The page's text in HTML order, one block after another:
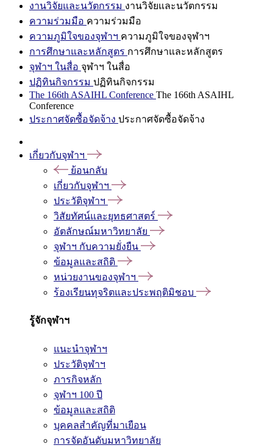
งานวิจัยและนวัตกรรม งานวิจัยและนวัตกรรม
ความร่วมมือ ความร่วมมือ
ความภูมิใจของจุฬาฯ ความภูมิใจของจุฬาฯ
การศึกษาและหลักสูตร การศึกษาและหลักสูตร
จุฬาฯ ในสื่อ จุฬาฯ ในสื่อ
ปฏิทินกิจกรรม ปฏิทินกิจกรรม
The 166th ASAIHL Conference The 166th ASAIHL
Conference
ประกาศจัดซื้อจัดจ้าง ประกาศจัดซื้อจัดจ้าง
เกี่ยวกับจุฬาฯ
ย้อนกลับ
เกี่ยวกับจุฬาฯ
ประวัติจุฬาฯ
วิสัยทัศน์และยุทธศาสตร์
อัตลักษณ์มหาวิทยาลัย
จุฬาฯ กับความยั่งยืน
ข้อมูลและสถิติ
หน่วยงานของจุฬาฯ
ร้องเรียนทุจริตและประพฤติมิชอบ
รู้จักจุฬาฯ
แนะนำจุฬาฯ
ประวัติจุฬาฯ
ภารกิจหลัก
จุฬาฯ 100 ปี
ข้อมูลและสถิติ
บุคคลสำคัญที่มาเยือน
การจัดอันดับมหาวิทยาลัย